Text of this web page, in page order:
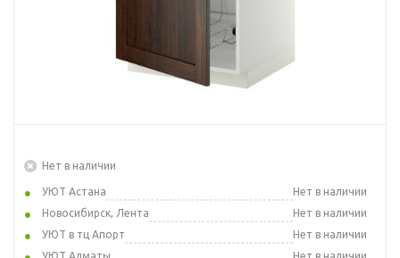
Нет в наличии
УЮТ Астана
Нет в наличии
Новосибирск, Лента
Нет в наличии
УЮТ в тц Апорт
Нет в наличии
УЮТ Алматы
Нет в наличии